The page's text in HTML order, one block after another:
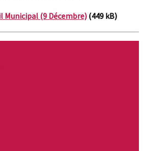
Municipal (9 Décembre) (449 kB)